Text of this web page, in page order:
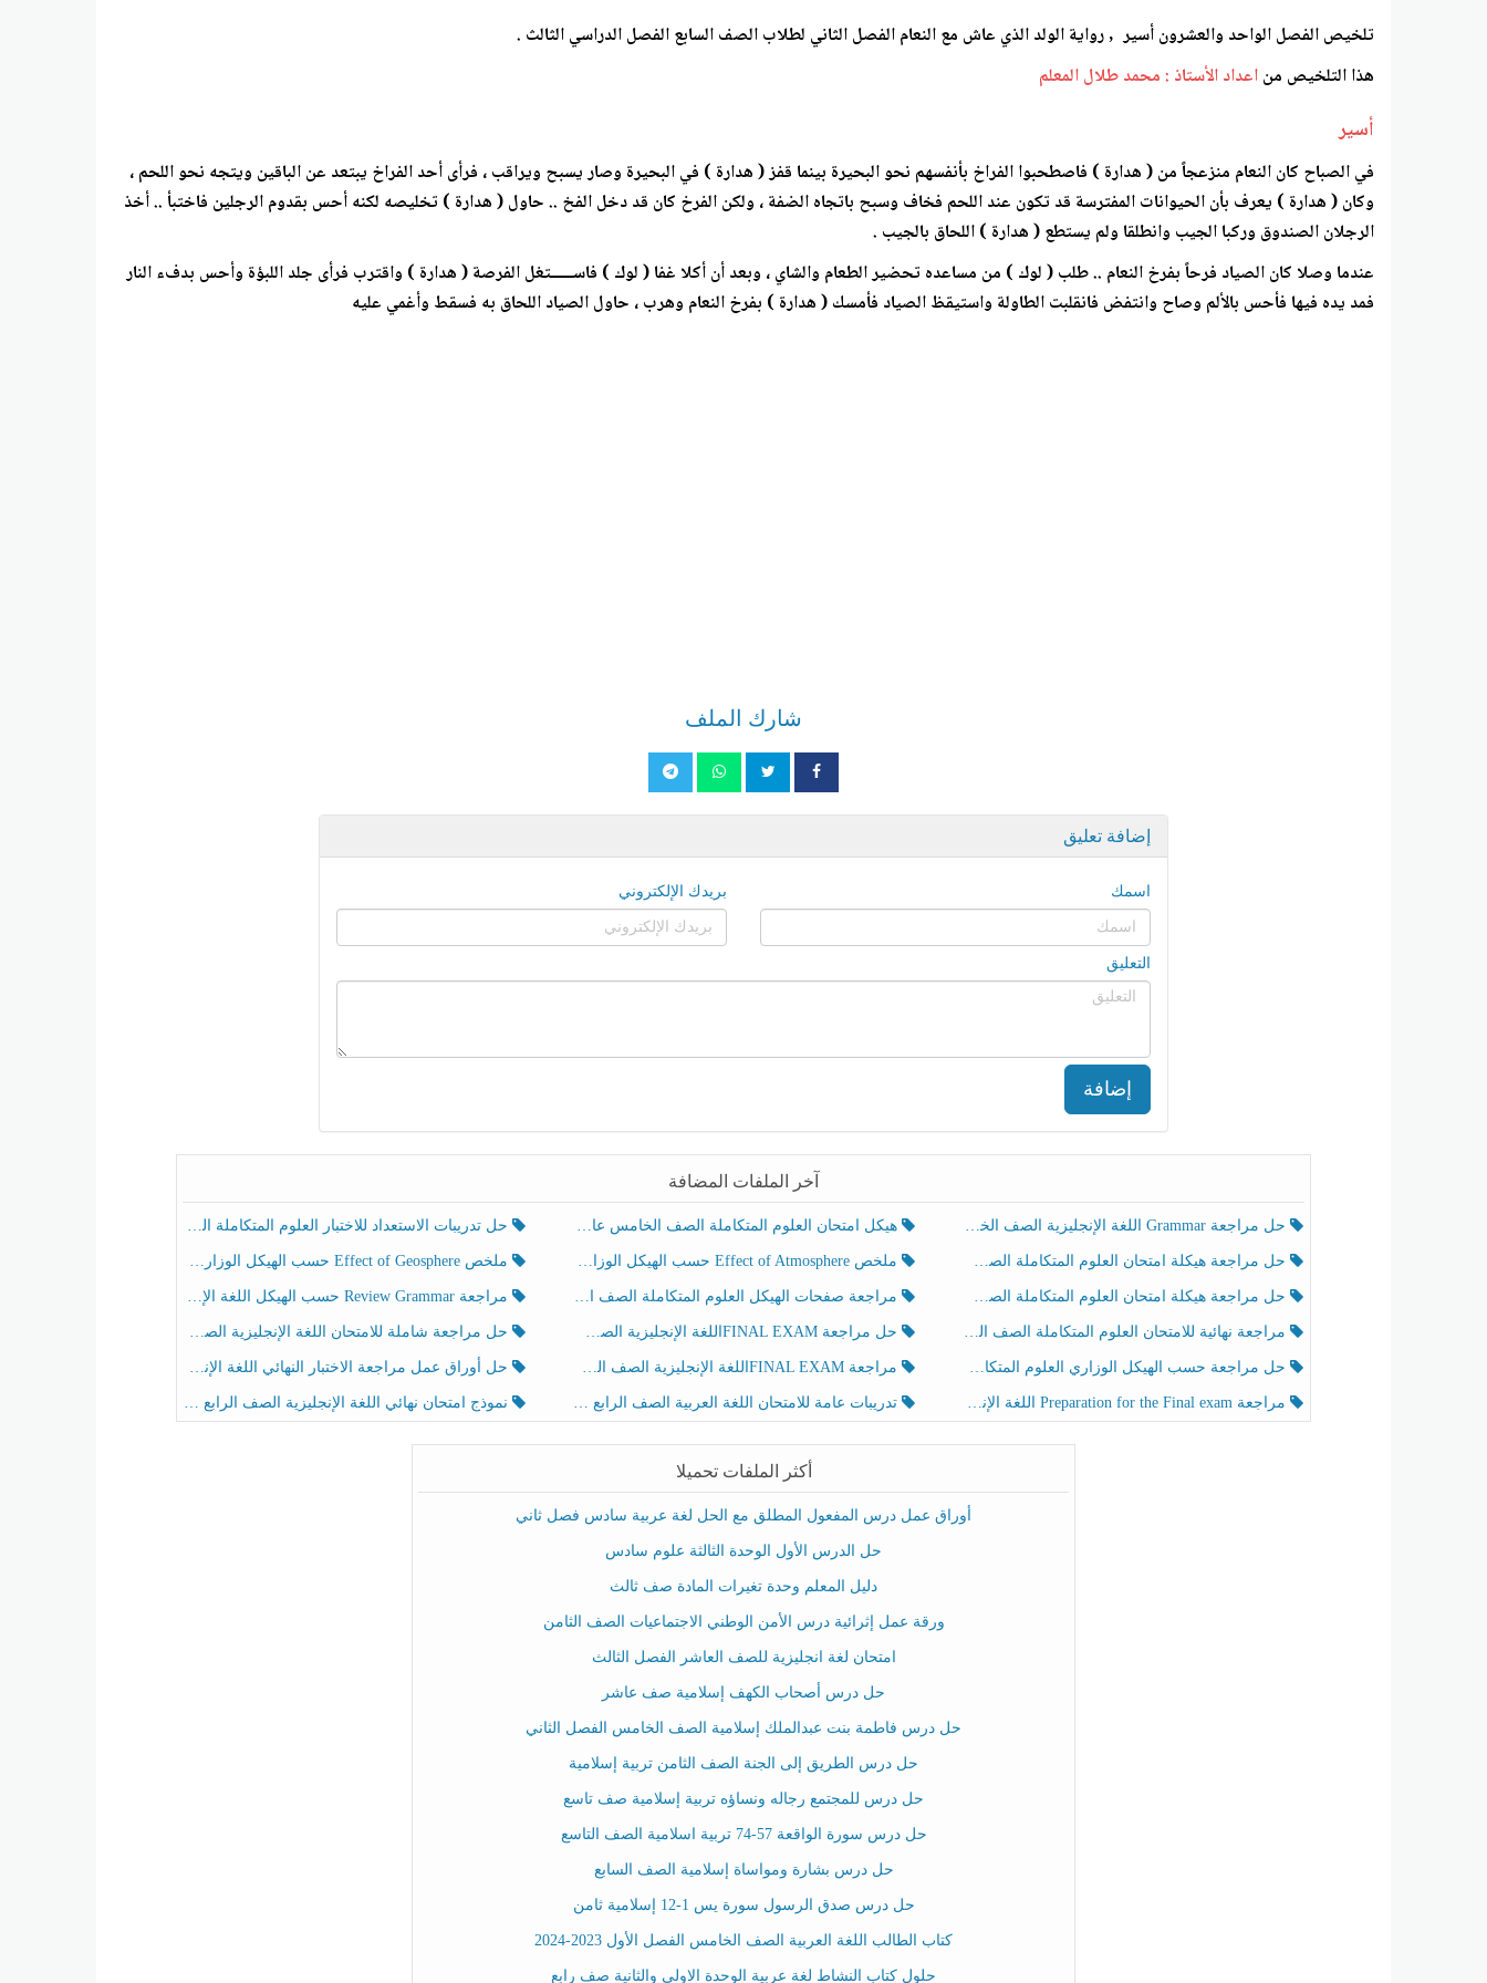
تلخيص الفصل الواحد والعشرون أسير , رواية الولد الذي عاش مع النعام الفصل الثاني لطلاب الصف السابع الفصل الدراسي الثالث .
هذا التلخيص مناعداد الأستاذ : محمد طلال المعلم
أسير
في الصباح كان النعام منزعجاً من ( هدارة ) فاصطحبوا الفراخ بأنفسهم نحو البحيرة بينما قفز ( هدارة ) في البحيرة وصار يسبح ويراقب ، فرأى أحد الفراخ يبتعد عن الباقين ويتجه نحو اللحم ،
وكان ( هدارة ) يعرف بأن الحيوانات المفترسة قد تكون عند اللحم فخاف وسبح باتجاه الضفة ، ولكن الفرخ كان قد دخل الفخ .. حاول ( هدارة ) تخليصه لكنه أحس بقدوم الرجلين فاختبأ .. أخذ
الرجلان الصندوق وركبا الجيب وانطلقا ولم يستطع ( هدارة ) اللحاق بالجيب .
عندما وصلا كان الصياد فرحاً بفرخ النعام .. طلب ( لوك ) من مساعده تحضير الطعام والشاي ، وبعد أن أكلا غفا ( لوك ) فاســـــتغل الفرصة ( هدارة ) واقترب فرأى جلد اللبؤة وأحس بدفء النار
فمد يده فيها فأحس بالألم وصاح وانتفض فانقلبت الطاولة واستيقظ الصياد فأمسك ( هدارة ) بفرخ النعام وهرب ، حاول الصياد اللحاق به فسقط وأغمي عليه
شارك الملف
إضافة تعليق
اسمك بريدك الإلكتروني
التعليق
إضافة
آخر الملفات المضافة
حل مراجعة Grammar اللغة الإنجليزية الصف الخامس الفصل الثالث هيكل امتحان العلوم المتكاملة الصف الخامس عام الفصل الدراسي الثالث 2025-2026 حل تدريبات الاستعداد للاختبار العلوم المتكاملة الصف الخامس عام الفصل الثالث
حل مراجعة هيكلة امتحان العلوم المتكاملة الصف الخامس انسبير الفصل الثالث ملخص Effect of Atmosphere حسب الهيكل الوزاري العلوم المتكاملة الصف الخامس انسبير الفصل الثالث ملخص Effect of Geosphere حسب الهيكل الوزاري العلوم المتكاملة الصف الخامس انسبير الفصل الثالث
حل مراجعة هيكلة امتحان العلوم المتكاملة الصف الخامس عام الفصل الثالث مراجعة صفحات الهيكل العلوم المتكاملة الصف الخامس انسبير الفصل الثالث مراجعة Review Grammar حسب الهيكل اللغة الإنجليزية الصف الخامس الفصل الثالث
مراجعة نهائية للامتحان العلوم المتكاملة الصف الخامس انسبير الفصل الثالث حل مراجعة FINAL EXAMاللغة الإنجليزية الصف الخامس الفصل الثالث حل مراجعة شاملة للامتحان اللغة الإنجليزية الصف الخامس الفصل الثالث
حل مراجعة حسب الهيكل الوزاري العلوم المتكاملة الصف الخامس عام الفصل الثالث مراجعة FINAL EXAMاللغة الإنجليزية الصف الخامس الفصل الثالث حل أوراق عمل مراجعة الاختبار النهائي اللغة الإنجليزية الصف الرابع الفصل الثالث
مراجعة Preparation for the Final exam اللغة الإنجليزية الصف الرابع الفصل الثالث تدريبات عامة للامتحان اللغة العربية الصف الرابع الفصل الثالث نموذج امتحان نهائي اللغة الإنجليزية الصف الرابع الفصل الثالث
أكثر الملفات تحميلا
أوراق عمل درس المفعول المطلق مع الحل لغة عربية سادس فصل ثاني
حل الدرس الأول الوحدة الثالثة علوم سادس
دليل المعلم وحدة تغيرات المادة صف ثالث
ورقة عمل إثرائية درس الأمن الوطني الاجتماعيات الصف الثامن
امتحان لغة انجليزية للصف العاشر الفصل الثالث
حل درس أصحاب الكهف إسلامية صف عاشر
حل درس فاطمة بنت عبدالملك إسلامية الصف الخامس الفصل الثاني
حل درس الطريق إلى الجنة الصف الثامن تربية إسلامية
حل درس للمجتمع رجاله ونساؤه تربية إسلامية صف تاسع
حل درس سورة الواقعة 57-74 تربية اسلامية الصف التاسع
حل درس بشارة ومواساة إسلامية الصف السابع
حل درس صدق الرسول سورة يس 1-12 إسلامية ثامن
كتاب الطالب اللغة العربية الصف الخامس الفصل الأول 2023-2024
حلول كتاب النشاط لغة عربية الوحدة الاولى والثانية صف رابع